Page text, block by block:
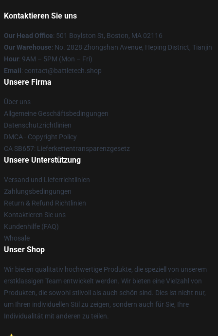
Kontaktieren Sie uns
Our Head Office: 501 Boylston St, Boston, MA 02116
Our Warehouse: No. 2828 Zhongshan Avenue, Heping District, Tianjin
Hour: 9AM – 5PM (Mon – Fri)
Email : contact@battletech.shop
Unsere Firma
Über uns
Allgemeine Geschäftsbedingungen
Datenschutzrichtlinien
DMCA - Copyright Policy
CA SB657: Lieferkettentransparenzgesetz
Unsere Unterstützung
Versand und Lieferrichtlinien
Zahlungsbedingungen
Return & Refund Richtlinien
Kontaktieren Sie uns
Kundenhilfe (FAQ)
Whosale
Unser Shop
Wir bieten qualitativ hochwertige Produkte, die speziell von unserem
erstklassigen Team entwickelt werden. Wir bieten eine Vielzahl von
Produkten, die sowohl stilvoll als auch schön sind. Dies ist nicht nur,
um Ihren individuellen Stil zu zeigen, sondern auch für Sie, Ihre
Individualität mit anderen zu teilen.